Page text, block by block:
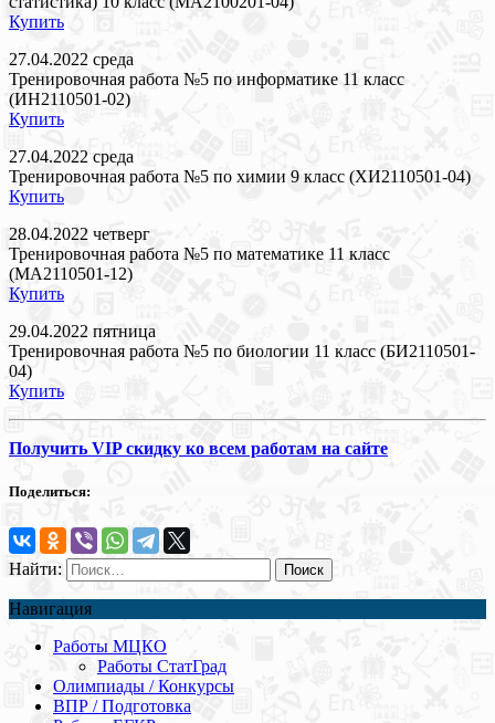
Купить
27.04.2022 среда
Тренировочная работа №5 по информатике 11 класс
(ИН2110501-02)
Купить
27.04.2022 среда
Тренировочная работа №5 по химии 9 класс (ХИ2110501-04)
Купить
28.04.2022 четверг
Тренировочная работа №5 по математике 11 класс
(МА2110501-12)
Купить
29.04.2022 пятница
Тренировочная работа №5 по биологии 11 класс (БИ2110501-
04)
Купить
Получить VIP скидку ко всем работам на сайте
Поделиться:
Найти:
Навигация
Работы МЦКО
Работы СтатГрад
Олимпиады / Конкурсы
ВПР / Подготовка